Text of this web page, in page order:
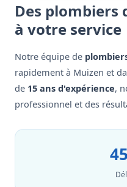
Des plombiers
à votre service
Notre équipe de
rapidement à Muizen et
de 15 ans d'expérience,
professionnel et des